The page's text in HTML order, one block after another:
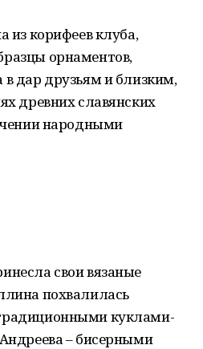
из корифеев клуба,
орнаментов,
в дар друзьям и близким,
древних славянских
народными
свои вязаные
похвалилась
куклами-
– бисерными